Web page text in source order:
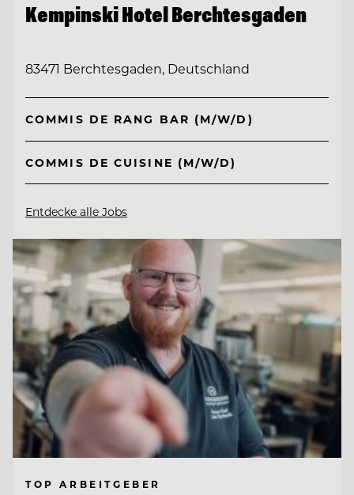
Kempinski Hotel Berchtesgaden
83471 Berchtesgaden, Deutschland
COMMIS DE RANG BAR (M/W/D)
COMMIS DE CUISINE (M/W/D)
Entdecke alle Jobs
TOP ARBEITGEBER